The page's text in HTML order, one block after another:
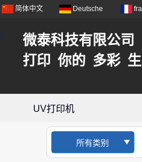
简体中文 Deutsche
微泰科技有限公司
打印 你的 多彩
UV打印机
所有类别